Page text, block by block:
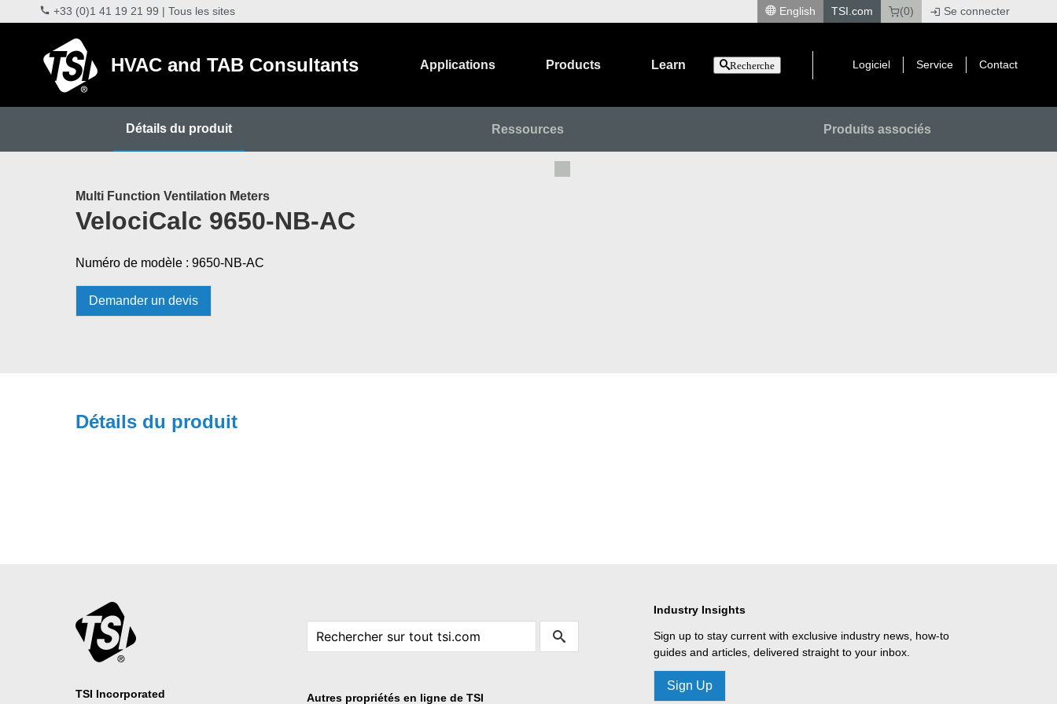
+33 (0)1 41 19 21 99 | Tous les sites English TSI.com (0) Se connecter
HVAC and TAB Consultants Applications Products Learn Recherche Logiciel Service Contact
Détails du produit Ressources Produits associés
Multi Function Ventilation Meters
VelociCalc 9650-NB-AC
Numéro de modèle : 9650-NB-AC
Demander un devis
Détails du produit
TSI Incorporated Autres propriétés en ligne de TSI
Industry Insights
Sign up to stay current with exclusive industry news, how-to
guides and articles, delivered straight to your inbox.
Sign Up